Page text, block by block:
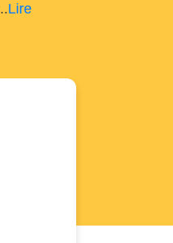
Lire